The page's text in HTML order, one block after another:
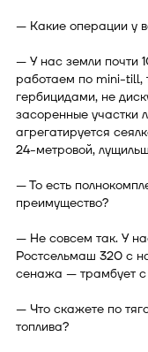
— Какие операции у
— У нас земли почти
работаем по mini-till,
гербицидами, не
засоренные участки
агрегатируется
24-метровой,
— То есть
преимущество?
— Не совсем так. У
Ростсельмаш 320 с
сенажа — трамбует с
— Что скажете по
топлива?